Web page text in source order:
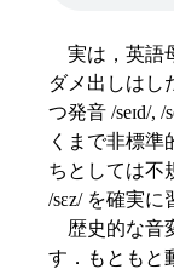
実は，英語
ダメ出しはし
つ発音 /seɪd/,
くまで非標準
ちとしては不
/sɛz/ を確実に
歴史的な音
す．もともと